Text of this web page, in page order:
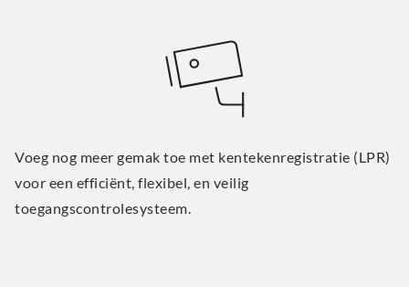
Voeg nog meer gemak toe met kentekenregistratie (LPR)
voor een efficiënt, flexibel, en veilig
toegangscontrolesysteem.